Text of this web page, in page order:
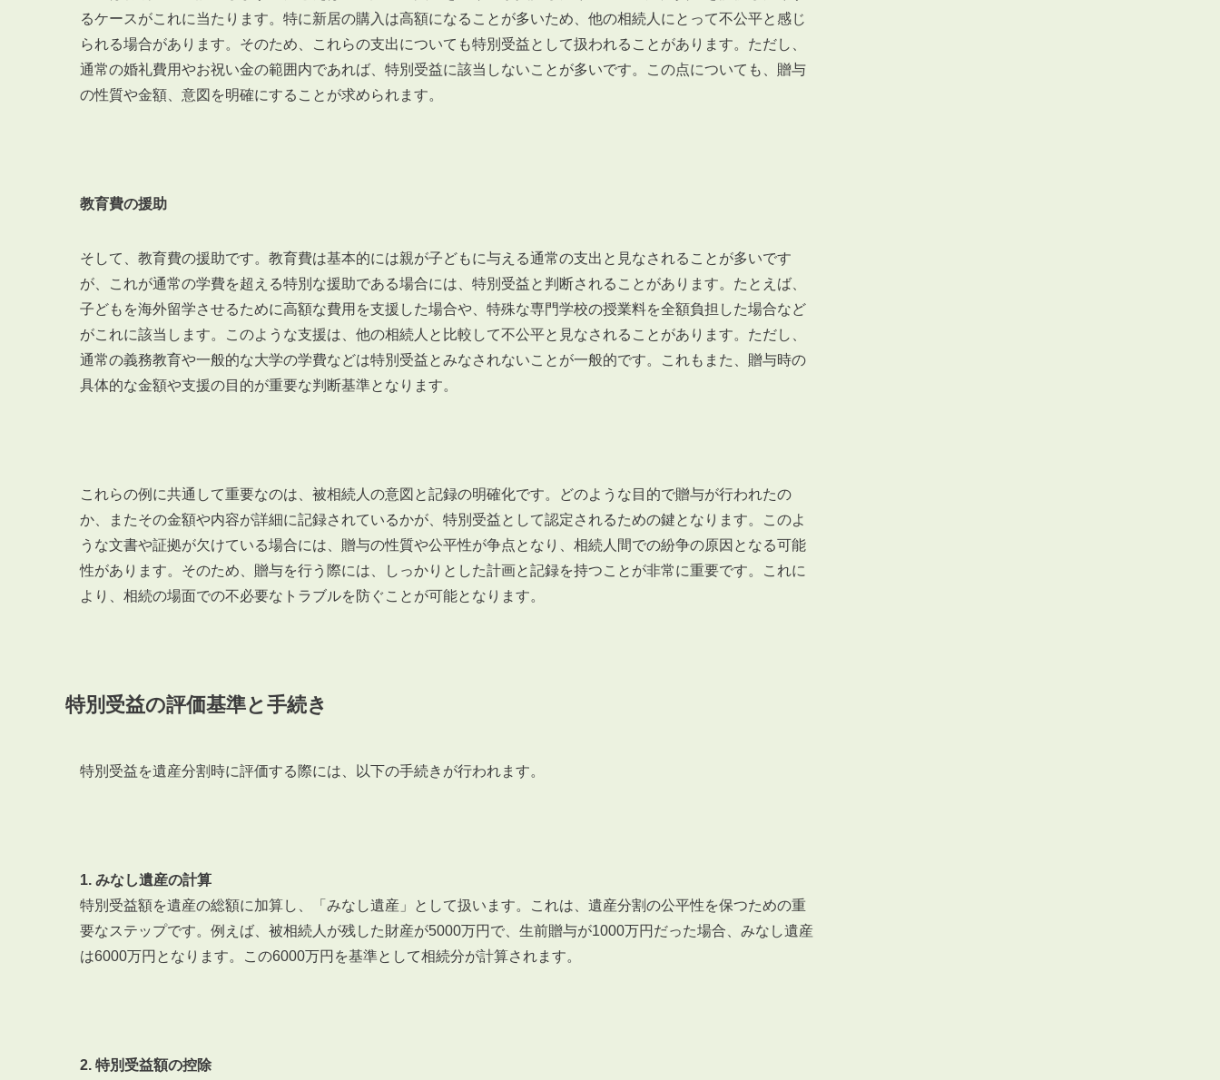
アパートの監視カメラ設置について
るケースがこれに当たります。特に新居の購入は高額になることが多いため、他の相続人にとって不公平と感じ
られる場合があります。そのため、これらの支出についても特別受益として扱われることがあります。ただし、
通常の婚礼費用やお祝い金の範囲内であれば、特別受益に該当しないことが多いです。この点についても、贈与
の性質や金額、意図を明確にすることが求められます。
教育費の援助
そして、教育費の援助です。教育費は基本的には親が子どもに与える通常の支出と見なされることが多いです
が、これが通常の学費を超える特別な援助である場合には、特別受益と判断されることがあります。たとえば、
子どもを海外留学させるために高額な費用を支援した場合や、特殊な専門学校の授業料を全額負担した場合など
がこれに該当します。このような支援は、他の相続人と比較して不公平と見なされることがあります。ただし、
通常の義務教育や一般的な大学の学費などは特別受益とみなされないことが一般的です。これもまた、贈与時の
具体的な金額や支援の目的が重要な判断基準となります。
これらの例に共通して重要なのは、被相続人の意図と記録の明確化です。どのような目的で贈与が行われたの
か、またその金額や内容が詳細に記録されているかが、特別受益として認定されるための鍵となります。このよ
うな文書や証拠が欠けている場合には、贈与の性質や公平性が争点となり、相続人間での紛争の原因となる可能
性があります。そのため、贈与を行う際には、しっかりとした計画と記録を持つことが非常に重要です。これに
より、相続の場面での不必要なトラブルを防ぐことが可能となります。
特別受益の評価基準と手続き
特別受益を遺産分割時に評価する際には、以下の手続きが行われます。
1. みなし遺産の計算
特別受益額を遺産の総額に加算し、「みなし遺産」として扱います。これは、遺産分割の公平性を保つための重
要なステップです。例えば、被相続人が残した財産が5000万円で、生前贈与が1000万円だった場合、みなし遺産
は6000万円となります。この6000万円を基準として相続分が計算されます。
2. 特別受益額の控除